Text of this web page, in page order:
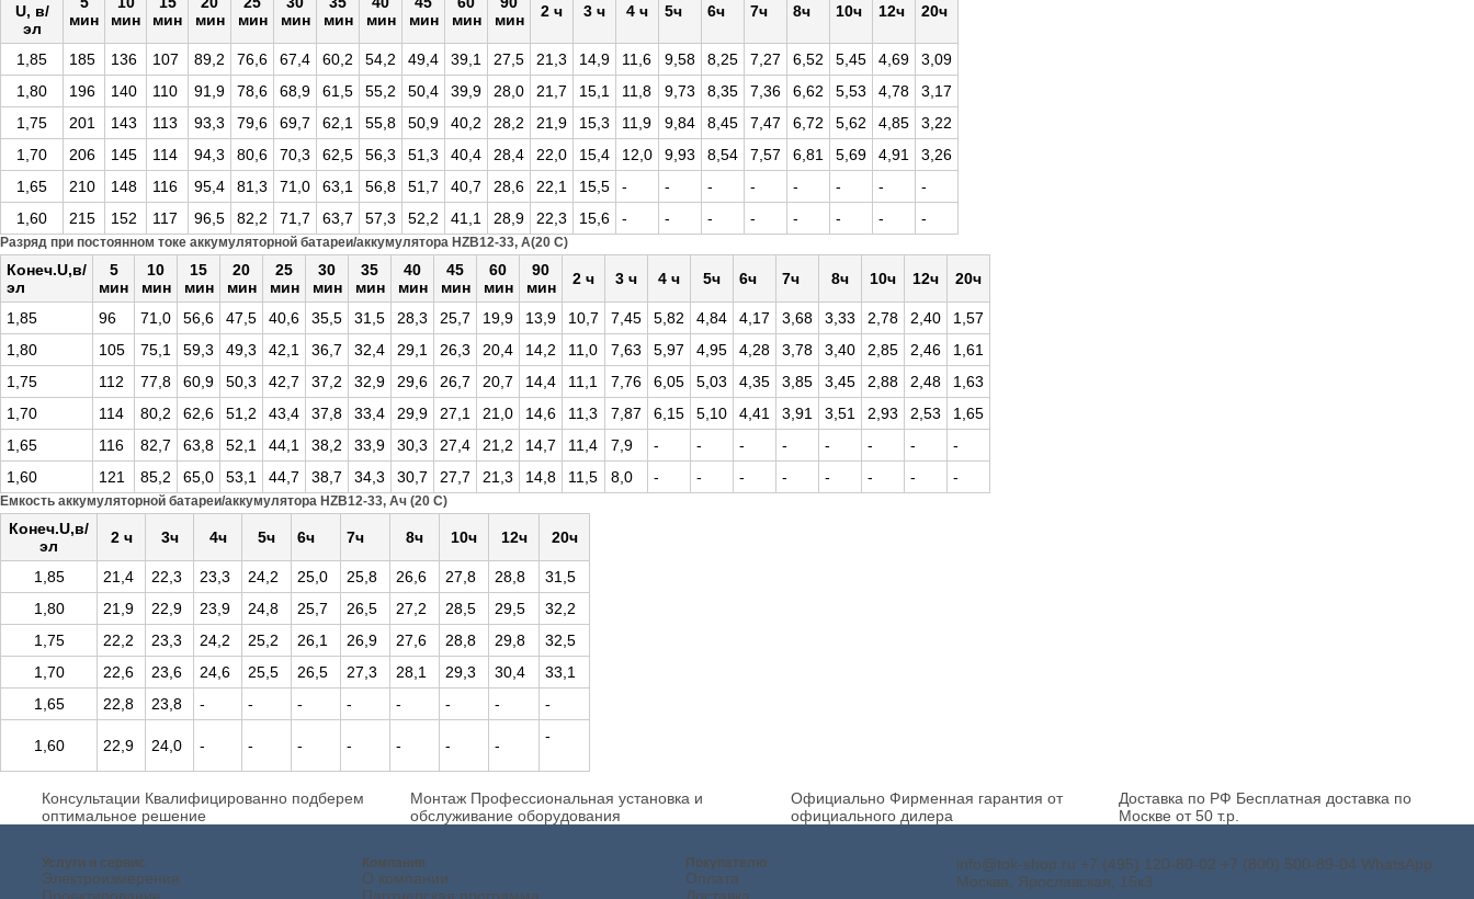
U, в/
эл
мин
мин
мин
мин
мин
мин
мин
мин
мин
мин
мин
2 ч 3 ч 4 ч 5ч 6ч 7ч 8ч 10ч 12ч 20ч
1,85 185 136 107 89,2 76,6 67,4 60,2 54,2 49,4 39,1 27,5 21,3 14,9 11,6 9,58 8,25 7,27 6,52 5,45 4,69
3,09
1,80
196 140 110 91,9 78,6 68,9 61,5 55,2 50,4 39,9 28,0 21,7 15,1 11,8 9,73 8,35 7,36 6,62 5,53 4,78
3,17
1,75
201 143 113 93,3 79,6 69,7 62,1 55,8 50,9 40,2 28,2 21,9 15,3 11,9 9,84 8,45 7,47 6,72 5,62 4,85
3,22
1,70
206 145 114 94,3 80,6 70,3 62,5 56,3 51,3 40,4 28,4 22,0 15,4 12,0 9,93 8,54 7,57 6,81 5,69 4,91
3,26
1,65
210 148 116 95,4 81,3 71,0 63,1 56,8 51,7 40,7 28,6 22,1 15,5 - - - - - - -
-
1,60
215 152 117 96,5 82,2 71,7 63,7 57,3 52,2 41,1 28,9 22,3 15,6 - - - - - - - -
Разряд при постоянном токе аккумуляторной батареи/аккумулятора HZB12-33, А(20 С)
Конеч.U,в/
эл
5
мин
10
мин
15
мин
20
мин
25
мин
30
мин
35
мин
40
мин
45
мин
60
мин
90
мин
2 ч 3 ч 4 ч 5ч 6ч 7ч 8ч 10ч 12ч 20ч
1,85 96 71,0 56,6 47,5 40,6 35,5 31,5 28,3 25,7 19,9 13,9 10,7 7,45 5,82 4,84 4,17 3,68 3,33 2,78 2,40
1,57
1,80
105 75,1 59,3 49,3 42,1 36,7 32,4 29,1 26,3 20,4 14,2 11,0 7,63 5,97 4,95 4,28 3,78 3,40 2,85 2,46
1,61
1,75
112 77,8 60,9 50,3 42,7 37,2 32,9 29,6 26,7 20,7 14,4 11,1 7,76 6,05 5,03 4,35 3,85 3,45 2,88 2,48
1,63
1,70
114 80,2 62,6 51,2 43,4 37,8 33,4 29,9 27,1 21,0 14,6 11,3 7,87 6,15 5,10 4,41 3,91 3,51 2,93 2,53
1,65
1,65
116 82,7 63,8 52,1 44,1 38,2 33,9 30,3 27,4 21,2 14,7 11,4 7,9 - - - - - - -
-
1,60
121 85,2 65,0 53,1 44,7 38,7 34,3 30,7 27,7 21,3 14,8 11,5 8,0 - - - - - - - -
Емкость аккумуляторной батареи/аккумулятора HZB12-33, Ач (20 С)
Конеч.U,в/
эл
2 ч 3ч 4ч 5ч 6ч 7ч 8ч 10ч 12ч 20ч
1,85 21,4 22,3 23,3 24,2 25,0 25,8 26,6 27,8 28,8
31,5
1,80
21,9 22,9 23,9 24,8 25,7 26,5 27,2 28,5 29,5
32,2
1,75
22,2 23,3 24,2 25,2 26,1 26,9 27,6 28,8 29,8
32,5
1,70
22,6 23,6 24,6 25,5 26,5 27,3 28,1 29,3 30,4
33,1
1,65
22,8 23,8 - - - - - - - -
1,60 22,9 24,0 - - - - - - -
-
Консультации Квалифицированно подберем
оптимальное решение
Монтаж Профессиональная установка и
обслуживание оборудования
Официально Фирменная гарантия от
официального дилера
Доставка по РФ Бесплатная доставка по
Москве от 50 т.р.
Услуги и сервис
Электроизмерения
Компания
О компании
Покупателю
Оплата
info@tok-shop.ru +7 (495) 120-80-02 +7 (800) 500-89-04 WhatsApp
Москва, Ярославская, 15к3